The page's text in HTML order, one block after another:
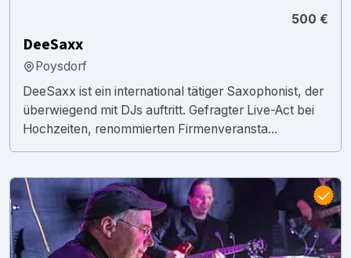
500 €
DeeSaxx
Poysdorf
DeeSaxx ist ein international tätiger Saxophonist, der
überwiegend mit DJs auftritt. Gefragter Live-Act bei
Hochzeiten, renommierten Firmenveransta...